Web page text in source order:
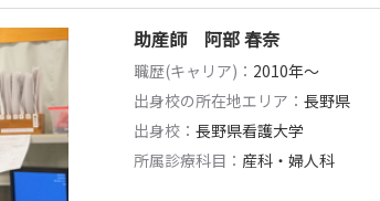
助産師 阿部 春奈
職歴(キャリア)： 2010年〜
出身校の所在地エリア： 長野県
出身校： 長野県看護大学
所属診療科目： 産科・婦人科